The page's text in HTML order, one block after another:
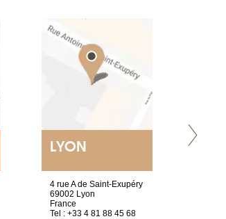
LYON
4 rue A de Saint-Exupéry
69002 Lyon
France
Tel : +33 4 81 88 45 68